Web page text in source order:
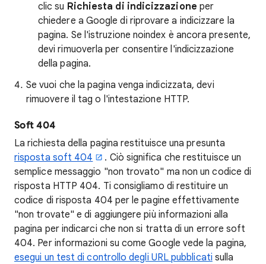
clic su Richiesta di indicizzazione per
chiedere a Google di riprovare a indicizzare la
pagina. Se l'istruzione noindex è ancora presente,
devi rimuoverla per consentire l'indicizzazione
della pagina.
Se vuoi che la pagina venga indicizzata, devi
rimuovere il tag o l'intestazione HTTP.
Soft 404
La richiesta della pagina restituisce una presunta
risposta soft 404
. Ciò significa che restituisce un
semplice messaggio "non trovato" ma non un codice di
risposta HTTP 404. Ti consigliamo di restituire un
codice di risposta 404 per le pagine effettivamente
"non trovate" e di aggiungere più informazioni alla
pagina per indicarci che non si tratta di un errore soft
404. Per informazioni su come Google vede la pagina,
esegui un test di controllo degli URL pubblicati sulla